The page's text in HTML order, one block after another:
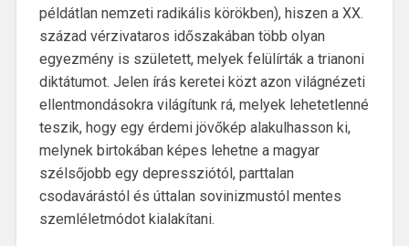
példátlan nemzeti radikális körökben), hiszen a XX.
század vérzivataros időszakában több olyan
egyezmény is született, melyek felülírták a trianoni
diktátumot. Jelen írás keretei közt azon világnézeti
ellentmondásokra világítunk rá, melyek lehetetlenné
teszik, hogy egy érdemi jövőkép alakulhasson ki,
melynek birtokában képes lehetne a magyar
szélsőjobb egy depressziótól, parttalan
csodavárástól és úttalan sovinizmustól mentes
szemléletmódot kialakítani.